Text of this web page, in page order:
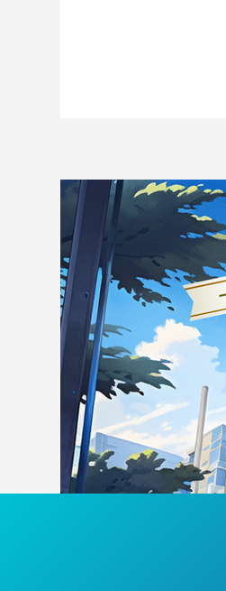
【試合結果】筑波
7/27～8/2の試合結